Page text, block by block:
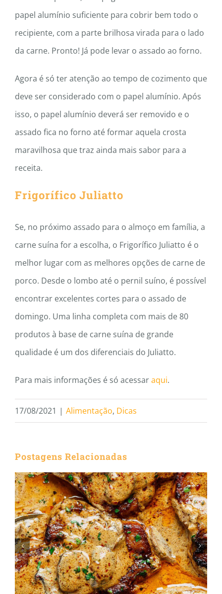
papel alumínio suficiente para cobrir bem todo o
recipiente, com a parte brilhosa virada para o lado
da carne. Pronto! Já pode levar o assado ao forno.
Agora é só ter atenção ao tempo de cozimento que
deve ser considerado com o papel alumínio. Após
isso, o papel alumínio deverá ser removido e o
assado fica no forno até formar aquela crosta
maravilhosa que traz ainda mais sabor para a
receita.
Frigorífico Juliatto
Se, no próximo assado para o almoço em família, a
carne suína for a escolha, o Frigorífico Juliatto é o
melhor lugar com as melhores opções de carne de
porco. Desde o lombo até o pernil suíno, é possível
encontrar excelentes cortes para o assado de
domingo. Uma linha completa com mais de 80
produtos à base de carne suína de grande
qualidade é um dos diferenciais do Juliatto.
Para mais informações é só acessaraqui.
17/08/2021 | Alimentação, Dicas
Postagens Relacionadas
Como Preparar um Jantar
Especial com Produtos
Juliatto